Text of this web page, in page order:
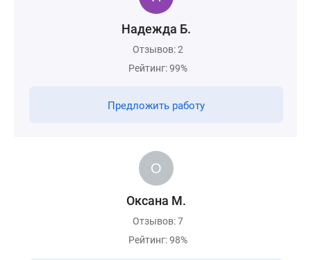
Надежда Б.
Отзывов: 2
Рейтинг: 99%
Предложить работу
Оксана М.
Отзывов: 7
Рейтинг: 98%